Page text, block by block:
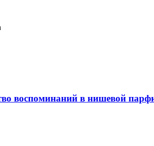
воспоминаний в нишевой